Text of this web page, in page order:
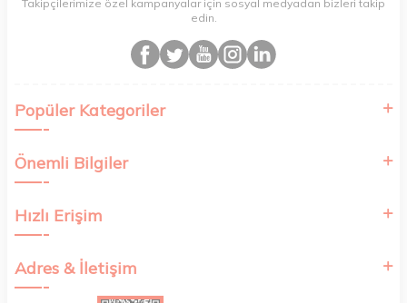
Takipçilerimize özel kampanyalar için sosyal medyadan bizleri takip
edin.
Popüler Kategoriler
Önemli Bilgiler
Hızlı Erişim
Adres & İletişim